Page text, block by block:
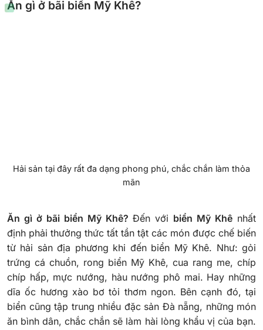
Ăn gì ở bãi biển Mỹ Khê?
Hải sản tại đây rất đa dạng phong phú, chắc chắn làm thỏa
mãn
Ăn gì ở bãi biển Mỹ Khê? Đến với biển Mỹ Khê nhất
định phải thưởng thức tất tần tật các món được chế biến
từ hải sản địa phương khi đến biển Mỹ Khê. Như: gỏi
trứng cá chuồn, rong biển Mỹ Khê, cua rang me, chíp
chíp hấp, mực nướng, hàu nướng phô mai. Hay những
dĩa ốc hương xào bơ tỏi thơm ngon. Bên cạnh đó, tại
biển cũng tập trung nhiều đặc sản Đà nẵng, những món
ăn bình dân, chắc chắn sẽ làm hài lòng khẩu vị của bạn.